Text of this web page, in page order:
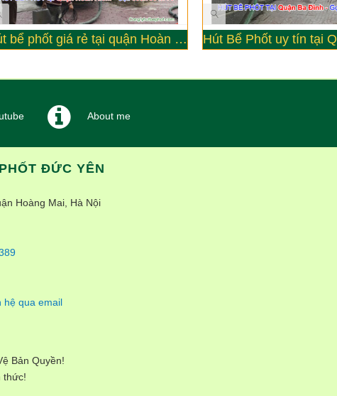
Hút bể phốt giá rẻ tại quận Hoàn kiếm
About me
ĐỨC YÊN
Hoàng Mai, Hà Nội
hệ qua email
Bản Quyền!
thức!